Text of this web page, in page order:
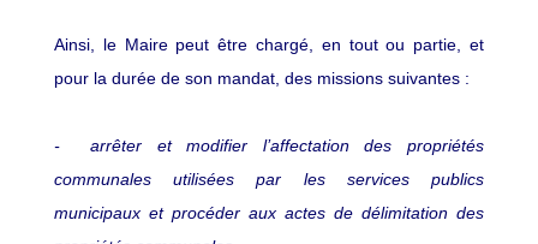
Ainsi, le Maire peut être chargé, en tout ou partie, et
pour la durée de son mandat, des missions suivantes :
- arrêter et modifier l’affectation des propriétés
communales utilisées par les services publics
municipaux et procéder aux actes de délimitation des